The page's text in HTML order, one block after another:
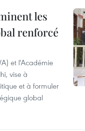
les
renforcé
et l'Académie
vise à
et à formuler
global